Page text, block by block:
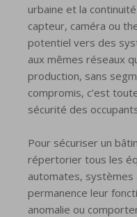
urbaine et la
capteur, caméra ou
potentiel vers des
aux mêmes réseaux
production, sans
compromis, c’est
sécurité des
Pour sécuriser un
répertorier tous les
automates, systèmes
permanence leur
anomalie ou